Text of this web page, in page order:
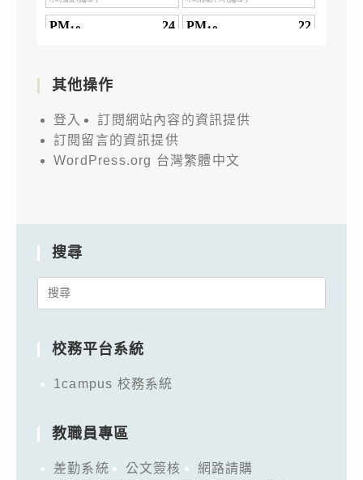
其他操作
登入
訂閱網站內容的資訊提供
訂閱留言的資訊提供
WordPress.org 台灣繁體中文
搜尋
Search
校務平台系統
1campus 校務系統
教職員專區
差勤系統 公文簽核
網路請購